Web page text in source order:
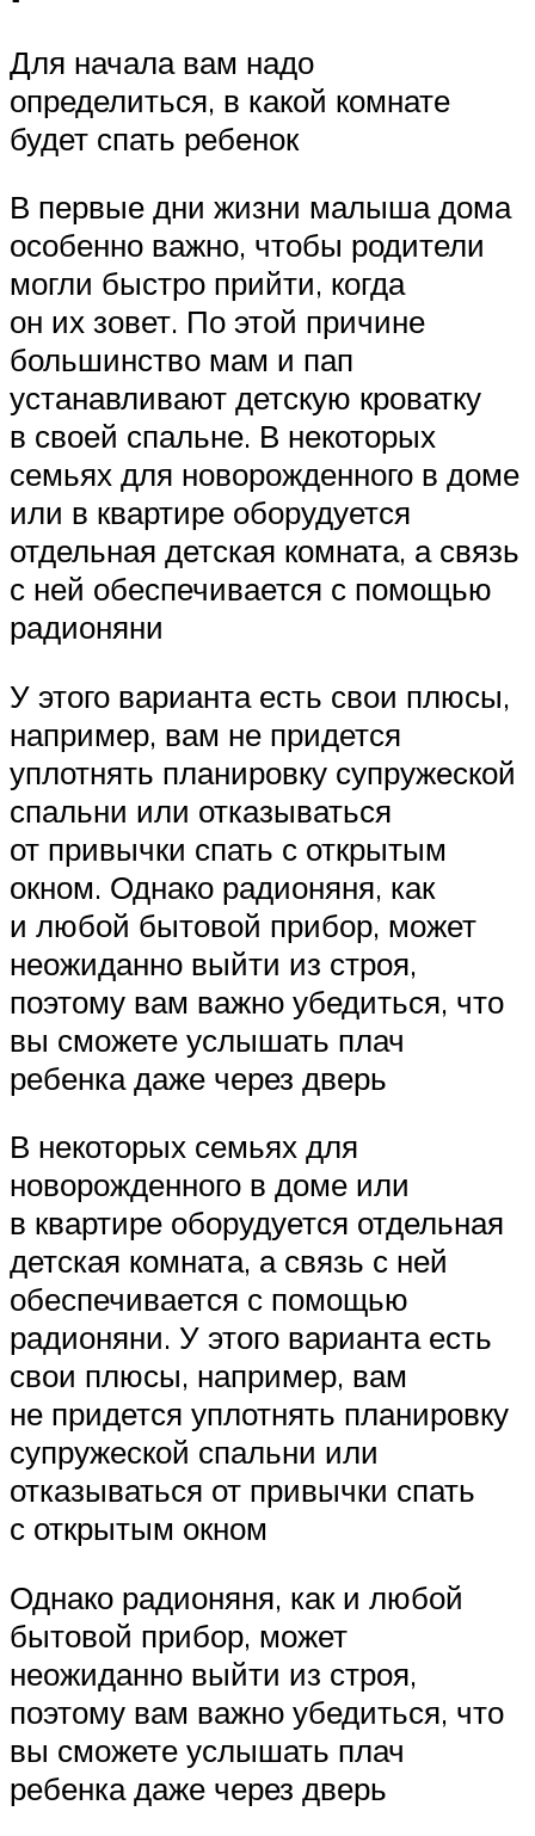
Для начала вам надо
определиться, в какой комнате
будет спать ребенок
В первые дни жизни малыша дома
особенно важно, чтобы родители
могли быстро прийти, когда
он их зовет. По этой причине
большинство мам и пап
устанавливают детскую кроватку
в своей спальне. В некоторых
семьях для новорожденного в доме
или в квартире оборудуется
отдельная детская комната, а связь
с ней обеспечивается с помощью
радионяни
У этого варианта есть свои плюсы,
например, вам не придется
уплотнять планировку супружеской
спальни или отказываться
от привычки спать с открытым
окном. Однако радионяня, как
и любой бытовой прибор, может
неожиданно выйти из строя,
поэтому вам важно убедиться, что
вы сможете услышать плач
ребенка даже через дверь
В некоторых семьях для
новорожденного в доме или
в квартире оборудуется отдельная
детская комната, а связь с ней
обеспечивается с помощью
радионяни. У этого варианта есть
свои плюсы, например, вам
не придется уплотнять планировку
супружеской спальни или
отказываться от привычки спать
с открытым окном
Однако радионяня, как и любой
бытовой прибор, может
неожиданно выйти из строя,
поэтому вам важно убедиться, что
вы сможете услышать плач
ребенка даже через дверь